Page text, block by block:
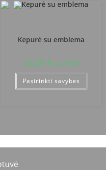
Kepurė su emblema
12,00 € su PVM
Pasirinkti savybes